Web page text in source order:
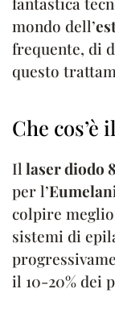
mondo dell’
frequente, di
questo
Che cos’è
Il laser diodo
per l’
colpire
sistemi di
il 10-20% dei